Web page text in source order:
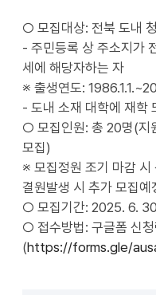
○ 모집대상: 전북 도내
- 주민등록 상 주소지가
세에 해당자하는 자
※ 출생연도:
- 도내 소재 대학에 재학
○ 모집인원: 총 20명(지
모집)
※ 모집정원 조기 마감 시
결원발생 시 추가 모집예
○ 모집기간: 2025. 6.
○ 접수방법: 구글폼 신
(https://forms.gle/